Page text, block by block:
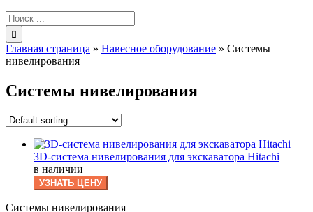
Результат
поиска:
Главная страница » Навесное оборудование » Системы
нивелирования
Системы нивелирования
3D-система нивелирования для экскаватора Hitachi
в наличии
УЗНАТЬ ЦЕНУ
Системы нивелирования